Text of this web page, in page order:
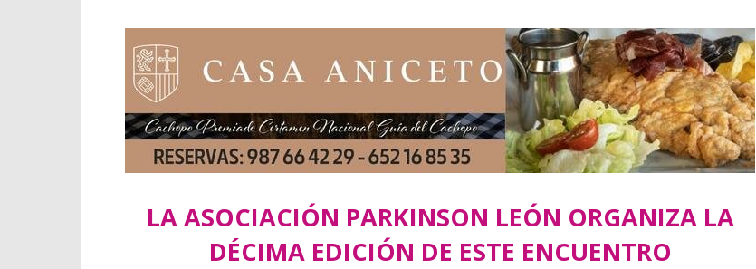
LA ASOCIACIÓN PARKINSON LEÓN ORGANIZA LA
DÉCIMA EDICIÓN DE ESTE ENCUENTRO